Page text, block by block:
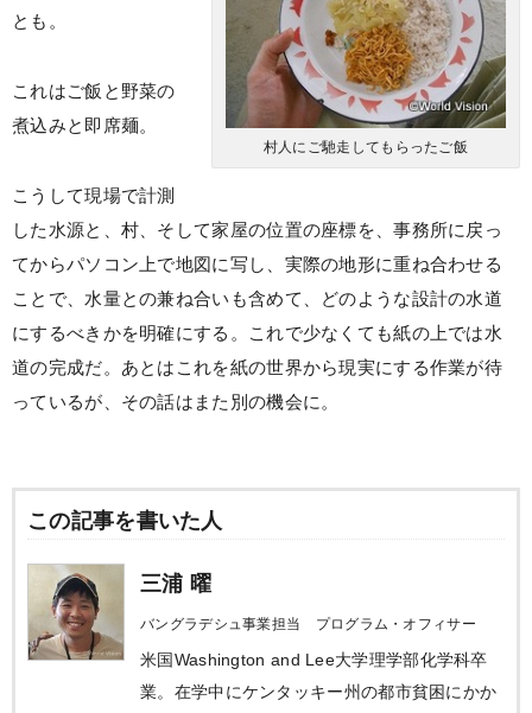
村人にご馳走してもらったご飯
とも。
これはご飯と野菜の
煮込みと即席麺。
こうして現場で計測
した水源と、村、そして家屋の位置の座標を、事務所に戻っ
てからパソコン上で地図に写し、実際の地形に重ね合わせる
ことで、水量との兼ね合いも含めて、どのような設計の水道
にするべきかを明確にする。これで少なくても紙の上では水
道の完成だ。あとはこれを紙の世界から現実にする作業が待
っているが、その話はまた別の機会に。
この記事を書いた人
三浦 曜
バングラデシュ事業担当 プログラム・オフィサー
米国Washington and Lee大学理学部化学科卒
業。在学中にケンタッキー州の都市貧困にかか